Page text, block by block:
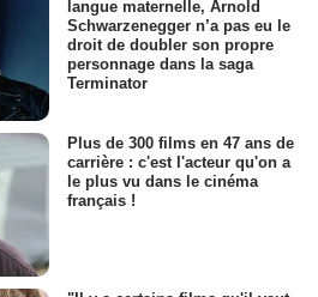
langue maternelle, Arnold
Schwarzenegger n’a pas eu le
droit de doubler son propre
personnage dans la saga
Terminator
Plus de 300 films en 47 ans de
carrière : c'est l'acteur qu'on a
le plus vu dans le cinéma
français !